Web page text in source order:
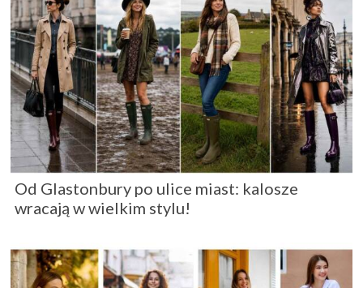
Od Glastonbury po ulice miast: kalosze
wracają w wielkim stylu!